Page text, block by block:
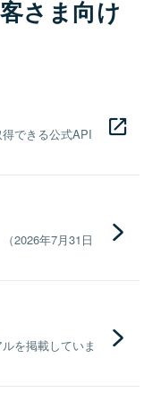
さま向け
できる公式API
2026年7月31日
を掲載していま